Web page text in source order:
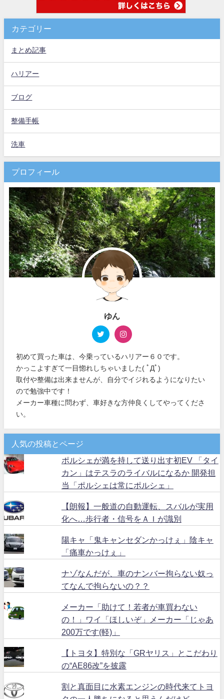
カテゴリー
まとめ記事
ハリアー
ブログ
整備手帳
洗車
プロフィール
ゆん
初めて買った車は、今乗っているハリアー６０です。
かっこよすぎて一目惚れしちゃいました( ﾟДﾟ)
取付や整備は出来ませんが、自分でイジれるようになりたい
ので勉強中です！
メーカー車種に問わず、車好きな方仲良くしてやってくださ
い。
人気の投稿とページ
ポルシェが満を持して送り出す初EV 「タイ
カン」はテスラのライバルになるか 開発担
当「ポルシェは常にポルシェ」
【朗報】一般道の自動運転、スバルが実用
化へ…歩行者・信号をＡＩが識別
陽キャ「鬼キャンセダンかっけぇ」陰キャ
「痛車かっけぇ」
ナゾなんだが、車のナンバー拘らない奴っ
てなんで拘らないの？？
メーカー「助けて！若者が車買わない
の！」ワイ「ほしいぞ」メーカー「じゃあ
200万です(軽)」
【トヨタ】特別な「GRヤリス」とこだわり
の“AE86改”を披露
割と真面目に水素エンジンの時代来てトヨ